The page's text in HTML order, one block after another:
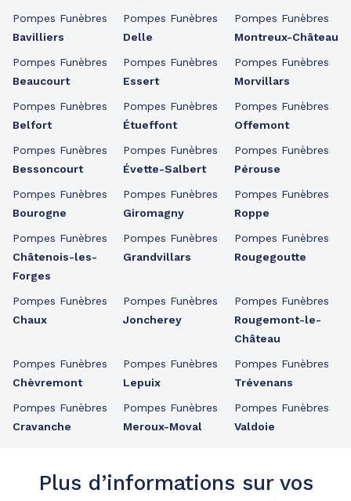
Pompes Funèbres
Bavilliers
Pompes Funèbres
Beaucourt
Pompes Funèbres
Belfort
Pompes Funèbres
Bessoncourt
Pompes Funèbres
Bourogne
Pompes Funèbres
Châtenois-les-
Forges
Pompes Funèbres
Chaux
Pompes Funèbres
Chèvremont
Pompes Funèbres
Cravanche
Pompes Funèbres
Delle
Pompes Funèbres
Essert
Pompes Funèbres
Étueffont
Pompes Funèbres
Évette-Salbert
Pompes Funèbres
Giromagny
Pompes Funèbres
Grandvillars
Pompes Funèbres
Joncherey
Pompes Funèbres
Lepuix
Pompes Funèbres
Meroux-Moval
Pompes Funèbres
Montreux-Château
Pompes Funèbres
Morvillars
Pompes Funèbres
Offemont
Pompes Funèbres
Pérouse
Pompes Funèbres
Roppe
Pompes Funèbres
Rougegoutte
Pompes Funèbres
Rougemont-le-
Château
Pompes Funèbres
Trévenans
Pompes Funèbres
Valdoie
Plus d’informations sur vos